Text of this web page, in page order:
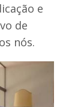
e
de
nós.